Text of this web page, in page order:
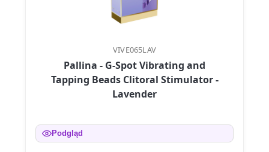
VIVE065LAV
Pallina - G-Spot Vibrating and
Tapping Beads Clitoral Stimulator -
Lavender
Podgląd